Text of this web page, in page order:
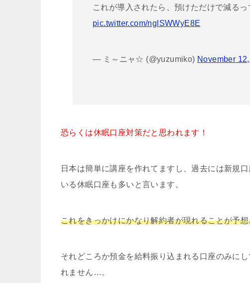
これが導入されたら、預けただけで減るっ
pic.twitter.com/nglSWWyE8E
— ミ～ニャ☆ (@yuzumiko) November
恐らくは休眠口座対策だと思われます！
日本は簡単に講座を作れてますし、過去には新規
いる休眠口座も多いと言います。
これをきっかけにかなり解約者が現れることが予
それどころか預金を給料振り込まれる口座のみに
れません…。